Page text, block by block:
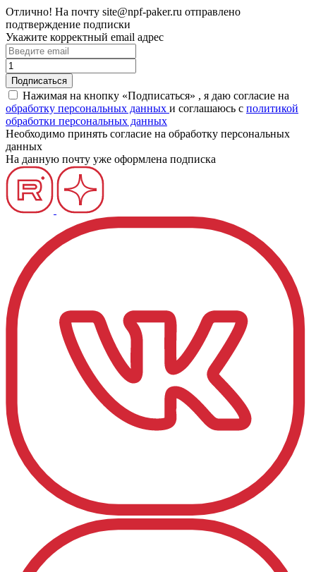
Отлично! На почту site@npf-paker.ru отправлено
подтверждение подписки
Укажите корректный email адрес
Нажимая на кнопку «Подписаться» , я даю согласие на
обработку персональных данных и соглашаюсь c политикой
обработки персональных данных
Необходимо принять согласие на обработку персональных
данных
На данную почту уже оформлена подписка